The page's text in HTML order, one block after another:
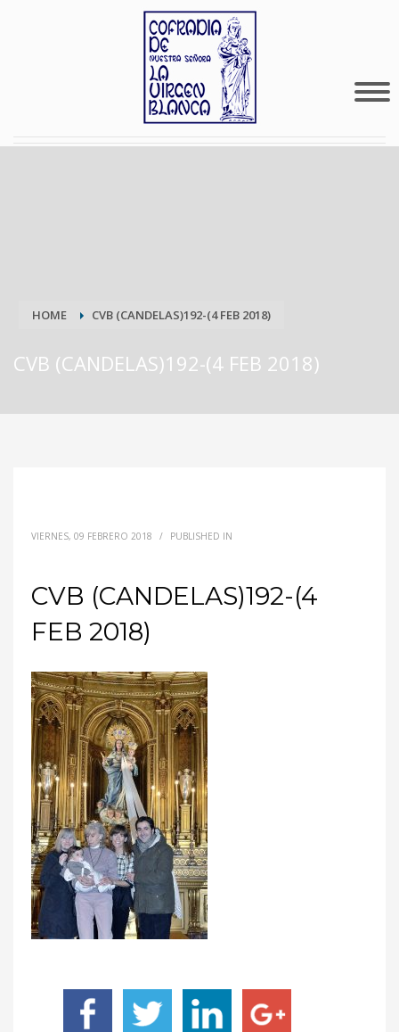
HOME CVB (CANDELAS)192-(4 FEB 2018)
CVB (CANDELAS)192-(4 FEB 2018)
VIERNES, 09 FEBRERO 2018 / PUBLISHED IN
CVB (CANDELAS)192-(4
FEB 2018)